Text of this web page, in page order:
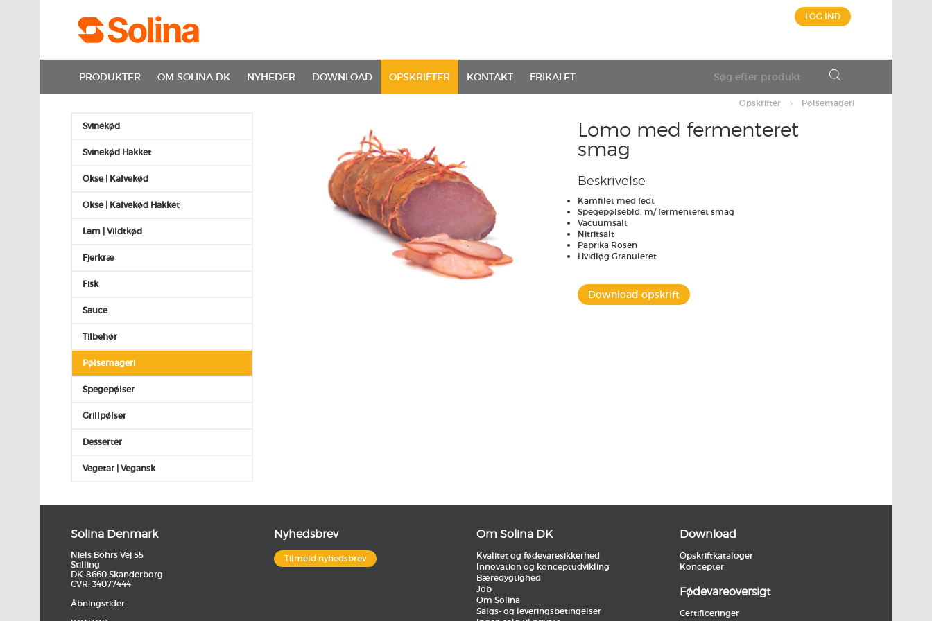
LOG IND
PRODUKTER OM SOLINA DK NYHEDER DOWNLOAD OPSKRIFTER KONTAKT FRIKALET
Opskrifter Pølsemageri
Svinekød
Svinekød Hakket
Okse | Kalvekød
Okse | Kalvekød Hakket
Lam | Vildtkød
Fjerkræ
Fisk
Sauce
Tilbehør
Pølsemageri
Spegepølser
Grillpølser
Desserter
Vegetar | Vegansk
Lomo med fermenteret
smag
Beskrivelse
Kamfilet med fedt
Spegepølsebld. m/ fermenteret smag
Vacuumsalt
Nitritsalt
Paprika Rosen
Hvidløg Granuleret
Download opskrift
Solina Denmark
Niels Bohrs Vej 55
Stilling
DK-8660 Skanderborg
CVR: 34077444
Åbningstider:
Nyhedsbrev
Tilmeld nyhedsbrev
Om Solina DK
Kvalitet og fødevaresikkerhed
Innovation og konceptudvikling
Bæredygtighed
Job
Om Solina
Salgs- og leveringsbetingelser
Download
Opskriftkataloger
Koncepter
Fødevareoversigt
Certificeringer